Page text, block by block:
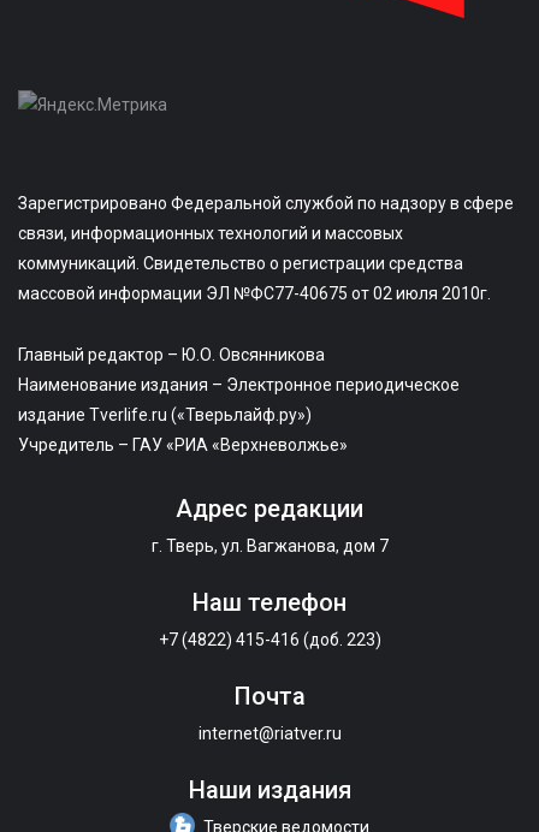
Зарегистрировано Федеральной службой по надзору в сфере
связи, информационных технологий и массовых
коммуникаций. Свидетельство о регистрации средства
массовой информации ЭЛ №ФС77-40675 от 02 июля 2010г.
Главный редактор – Ю.О. Овсянникова
Наименование издания – Электронное периодическое
издание Tverlife.ru («Тверьлайф.ру»)
Учредитель – ГАУ «РИА «Верхневолжье»
Адрес редакции
г. Тверь, ул. Вагжанова, дом 7
Наш телефон
+7 (4822) 415-416 (доб. 223)
Почта
internet@riatver.ru
Наши издания
Тверские ведомости